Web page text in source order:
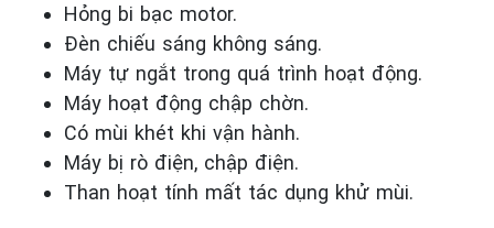
Hỏng bi bạc motor.
Đèn chiếu sáng không sáng.
Máy tự ngắt trong quá trình hoạt động.
Máy hoạt động chập chờn.
Có mùi khét khi vận hành.
Máy bị rò điện, chập điện.
Than hoạt tính mất tác dụng khử mùi.